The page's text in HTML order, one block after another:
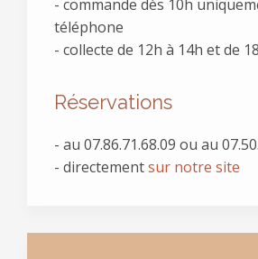
- commande dès 10h
téléphone
- collecte de 12h à 14h et de
Réservations
- au 07.86.71.68.09 ou au
- directementsur notre site